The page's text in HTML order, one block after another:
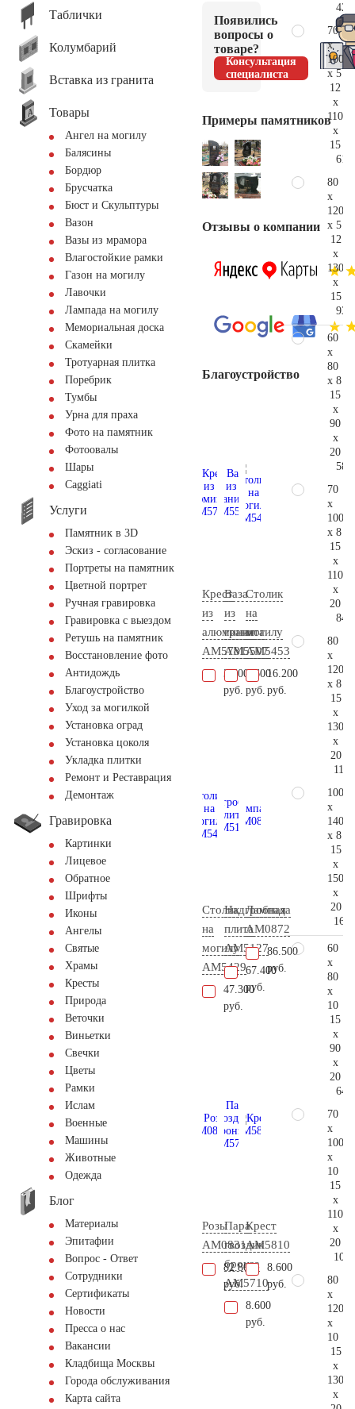
Таблички
Колумбарий
Вставка из гранита
Товары
Ангел на могилу
Балясины
Бордюр
Брусчатка
Бюст и Скульптуры
Вазон
Вазы из мрамора
Влагостойкие рамки
Газон на могилу
Лавочки
Лампада на могилу
Мемориальная доска
Скамейки
Тротуарная плитка
Поребрик
Тумбы
Урна для праха
Фото на памятник
Фотоовалы
Шары
Сaggiati
Услуги
Памятник в 3D
Эскиз - согласование
Портреты на памятник
Цветной портрет
Ручная гравировка
Гравировка с выездом
Ретушь на памятник
Восстановление фото
Антидождь
Благоустройство
Уход за могилкой
Установка оград
Установка цоколя
Укладка плитки
Ремонт и Реставрация
Демонтаж
Гравировка
Картинки
Лицевое
Обратное
Шрифты
Иконы
Ангелы
Святые
Храмы
Кресты
Природа
Веточки
Виньетки
Свечки
Цветы
Рамки
Ислам
Военные
Машины
Животные
Одежда
Блог
Материалы
Эпитафии
Вопрос - Ответ
Сотрудники
Сертификаты
Новости
Пресса о нас
Вакансии
Кладбища Москвы
Города обслуживания
Карта сайта
Появились
вопросы о
товаре?
Консультация
специалиста
Примеры памятников
Отзывы о компании
Благоустройство
Крест
из
алюминия
AM5781
3.500
руб.
Ваза
из
гранита
AM5507
8.600
руб.
Столик
на
могилу
AM5453
16.200
руб.
Столик
на
могилу
AM5429
47.300
руб.
Надгробная
плита
AM5127
67.400
руб.
Лампада
AM0872
86.500
руб.
Розы
AM0831
82.800
руб.
Пара
гвоздик
бронза
AM5710
8.600
руб.
Крест
AM5810
8.600
руб.
70
x
100
x 5
12
x
110
x
15
80
x
120
x 5
12
x
130
x
15
60
x
80
x 8
15
x
90
x
20
70
x
100
x 8
15
x
110
x
20
80
x
120
x 8
15
x
130
x
20
100
x
140
x 8
15
x
150
x
20
60
x
80
x
10
15
x
90
x
20
70
x
100
x
10
15
x
110
x
20
80
x
120
x
10
15
x
130
x